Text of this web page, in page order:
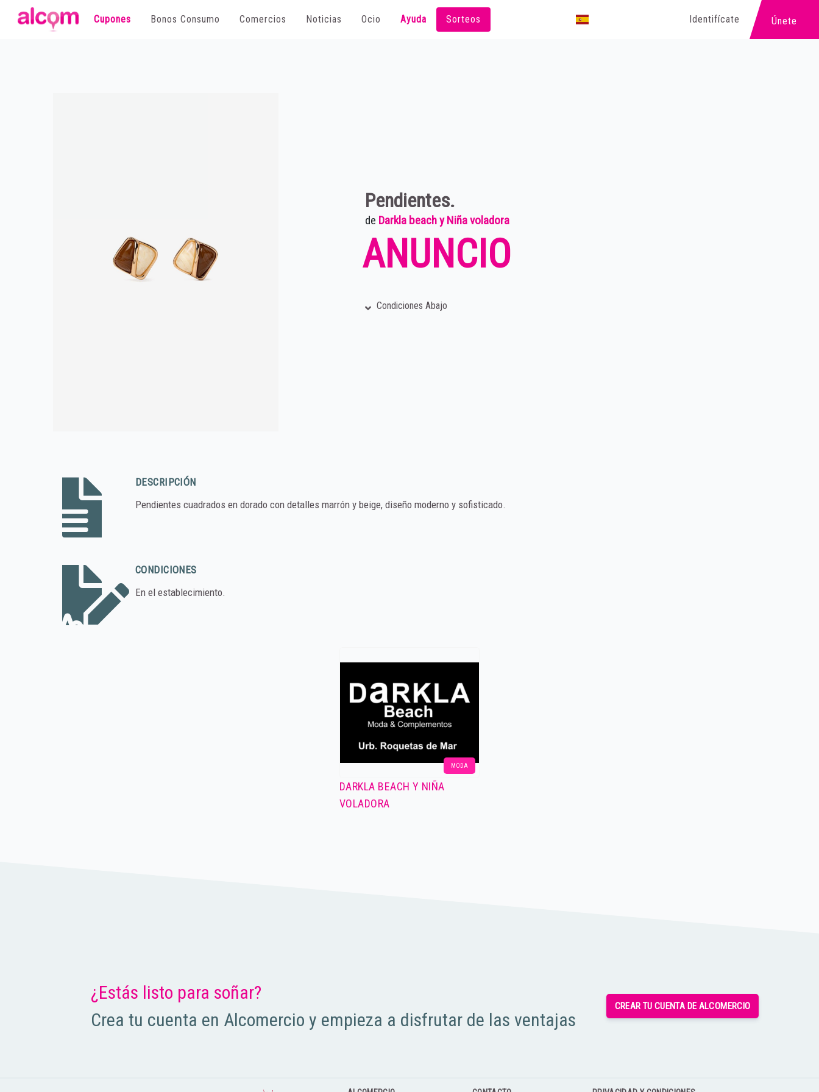
Cupones Bonos Consumo Comercios Noticias Ocio Ayuda Sorteos Identifícate Únete
Pendientes.
de Darkla beach y Niña voladora
ANUNCIO
Condiciones Abajo
DESCRIPCIÓN
Pendientes cuadrados en dorado con detalles marrón y beige, diseño moderno y sofisticado.
CONDICIONES
En el establecimiento.
MODA
DARKLA BEACH Y NIÑA
VOLADORA
¿Estás listo para soñar?
Crea tu cuenta en Alcomercio y empieza a disfrutar de las ventajas
CREAR TU CUENTA DE ALCOMERCIO